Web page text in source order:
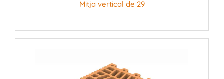
Mitja vertical de 29